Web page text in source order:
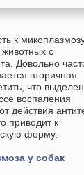
к
с
Довольно
вторичная
что
воспаления
действия
приводит к
форму.
у собак